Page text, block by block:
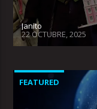
Janito
22 OCTUBRE, 2025
FEATURED